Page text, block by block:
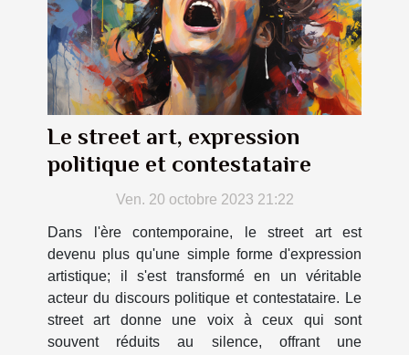
Le street art, expression
politique et contestataire
Ven. 20 octobre 2023 21:22
Dans l'ère contemporaine, le street art est
devenu plus qu'une simple forme d'expression
artistique; il s'est transformé en un véritable
acteur du discours politique et contestataire. Le
street art donne une voix à ceux qui sont
souvent réduits au silence, offrant une